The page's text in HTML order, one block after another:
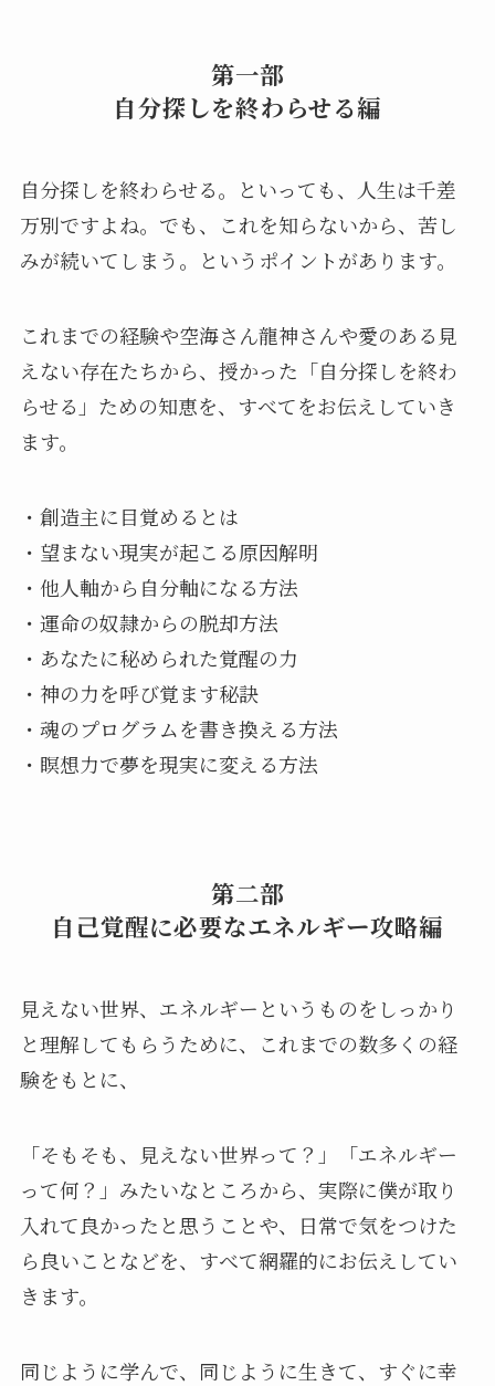
第一部
自分探しを終わらせる編
自分探しを終わらせる。といっても、人生は千差
万別ですよね。でも、これを知らないから、苦し
みが続いてしまう。というポイントがあります。
これまでの経験や空海さん龍神さんや愛のある見
えない存在たちから、授かった「自分探しを終わ
らせる」ための知恵を、すべてをお伝えしていき
ます。
・創造主に目覚めるとは
・望まない現実が起こる原因解明
・他人軸から自分軸になる方法
・運命の奴隷からの脱却方法
・あなたに秘められた覚醒の力
・神の力を呼び覚ます秘訣
・魂のプログラムを書き換える方法
・瞑想力で夢を現実に変える方法
第二部
自己覚醒に必要なエネルギー攻略編
見えない世界、エネルギーというものをしっかり
と理解してもらうために、これまでの数多くの経
験をもとに、
「そもそも、見えない世界って？」「エネルギー
って何？」みたいなところから、実際に僕が取り
入れて良かったと思うことや、日常で気をつけた
ら良いことなどを、すべて網羅的にお伝えしてい
きます。
同じように学んで、同じように生きて、すぐに幸